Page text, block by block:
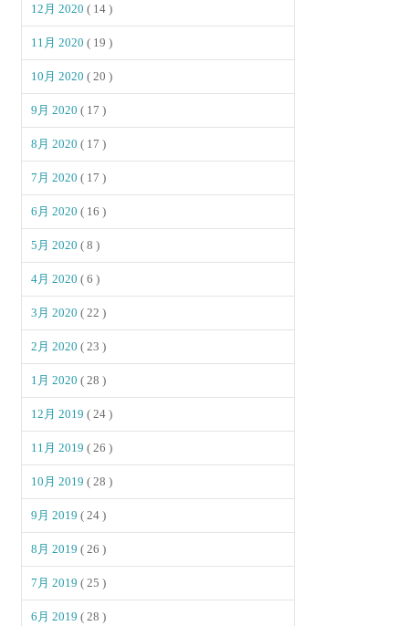
12月 2020( 14 )
11月 2020( 19 )
10月 2020( 20 )
9月 2020( 17 )
8月 2020( 17 )
7月 2020( 17 )
6月 2020( 16 )
5月 2020( 8 )
4月 2020( 6 )
3月 2020( 22 )
2月 2020( 23 )
1月 2020( 28 )
12月 2019( 24 )
11月 2019( 26 )
10月 2019( 28 )
9月 2019( 24 )
8月 2019( 26 )
7月 2019( 25 )
6月 2019( 28 )